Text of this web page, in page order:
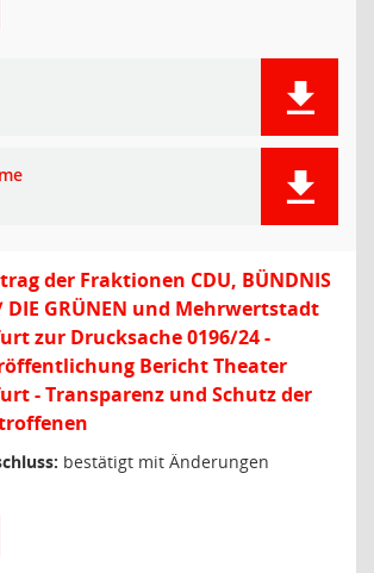
der Fraktionen CDU, BÜNDNIS
DIE GRÜNEN und Mehrwertstadt
zur Drucksache 0196/24 -
Bericht Theater
- Transparenz und Schutz der
bestätigt mit Änderungen